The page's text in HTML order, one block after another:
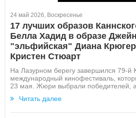
24 май 2026, Воскресенье
17 лучших образов
Белла Хадид в образе
"эльфийская" Диана Крюгер
Кристен Стюарт
На Лазурном берегу завершился 79-й
международный кинофестиваль,
23 мая. Жюри выбрали победителей, а
Читать далее